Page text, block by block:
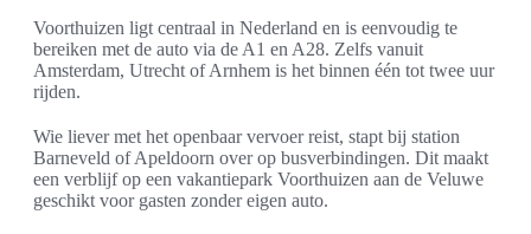
Voorthuizen ligt centraal in Nederland en is eenvoudig te
bereiken met de auto via de A1 en A28. Zelfs vanuit
Amsterdam, Utrecht of Arnhem is het binnen één tot twee uur
rijden.
Wie liever met het openbaar vervoer reist, stapt bij station
Barneveld of Apeldoorn over op busverbindingen. Dit maakt
een verblijf op een vakantiepark Voorthuizen aan de Veluwe
geschikt voor gasten zonder eigen auto.